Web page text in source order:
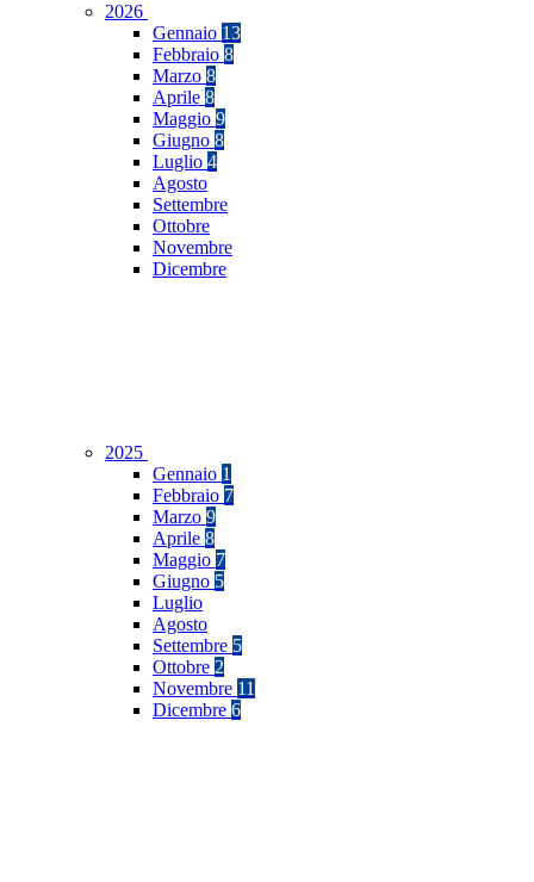
2026
Gennaio 13
Febbraio 8
Marzo 8
Aprile 8
Maggio 9
Giugno 8
Luglio 4
Agosto
Settembre
Ottobre
Novembre
Dicembre
2025
Gennaio 1
Febbraio 7
Marzo 9
Aprile 8
Maggio 7
Giugno 5
Luglio
Agosto
Settembre 5
Ottobre 2
Novembre 11
Dicembre 6